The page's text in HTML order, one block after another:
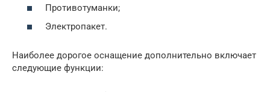
Противотуманки;
Электропакет.
Наиболее дорогое оснащение дополнительно включает
следующие функции: